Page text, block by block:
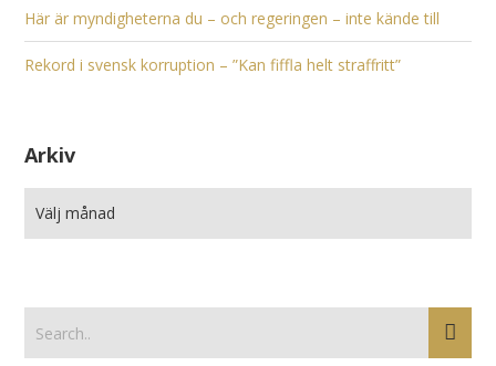
Här är myndigheterna du – och regeringen – inte kände till
Rekord i svensk korruption – ”Kan fiffla helt straffritt”
Arkiv